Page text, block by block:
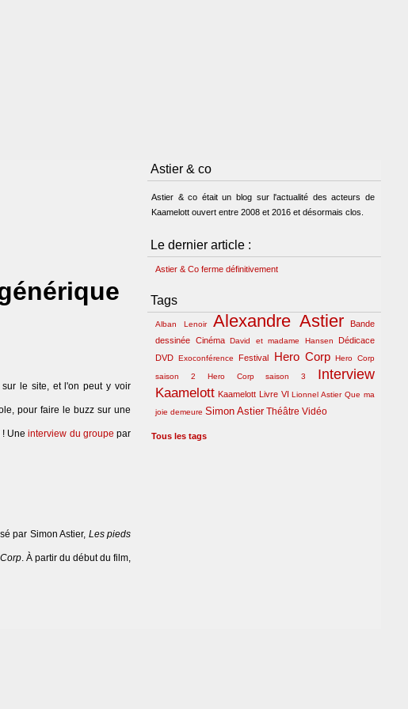
sur le site, et l'on peut y voir
pour faire le buzz sur une
! Uneinterview du groupe par
par Simon Astier, Les pieds
. À partir du début du film,
Astier & co
Astier & co était un blog sur l'actualité des acteurs de
Kaamelott ouvert entre 2008 et 2016 et désormais clos.
Le dernier article :
Astier & Co ferme définitivement
Tags
Alban Lenoir Alexandre Astier
Bande
dessinée Cinéma David et madame Hansen
Dédicace
DVD Exoconférence Festival Hero Corp Hero Corp
saison 2 Hero Corp saison 3 Interview
Kaamelott Kaamelott Livre VI Lionnel Astier Que ma
joie demeure Simon Astier Théâtre Vidéo
Tous les tags